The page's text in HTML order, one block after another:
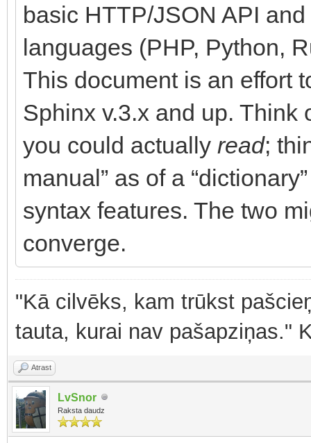
basic HTTP/JSON API
languages (PHP, Python,
This document is an effort
Sphinx v.3.x and up. Think
you could actually read;
manual” as of a
syntax features. The two
converge.
"Kā cilvēks, kam trūkst
tauta, kurai nav pašapziņas."
Atrast
LvSnor
Raksta daudz